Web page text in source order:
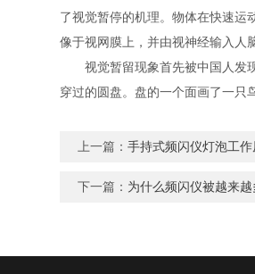
了视觉暂停的机理。物体在快速运
像于视网膜上，并由视神经输入人
视觉暂留现象首先被中国人发现
穿过的圆盘。盘的一个面画了一只
上一篇：手持式频闪仪灯泡工作
下一篇： 为什么频闪仪被越来